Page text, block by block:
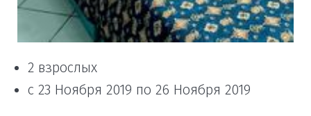
2 взрослых
с 23 Ноября 2019 по 26 Ноября 2019